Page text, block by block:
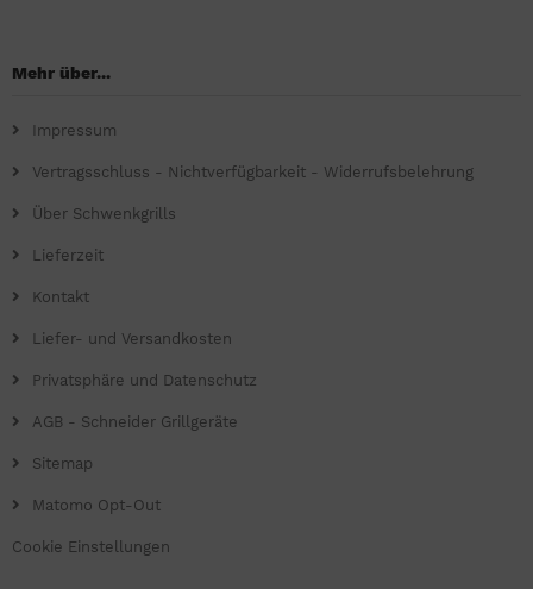
Mehr über...
Impressum
Vertragsschluss - Nichtverfügbarkeit - Widerrufsbelehrung
Über Schwenkgrills
Lieferzeit
Kontakt
Liefer- und Versandkosten
Privatsphäre und Datenschutz
AGB - Schneider Grillgeräte
Sitemap
Matomo Opt-Out
Cookie Einstellungen